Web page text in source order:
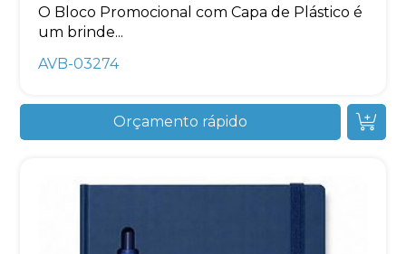
O Bloco Promocional com Capa de Plástico é
um brinde...
AVB-03274
Orçamento rápido